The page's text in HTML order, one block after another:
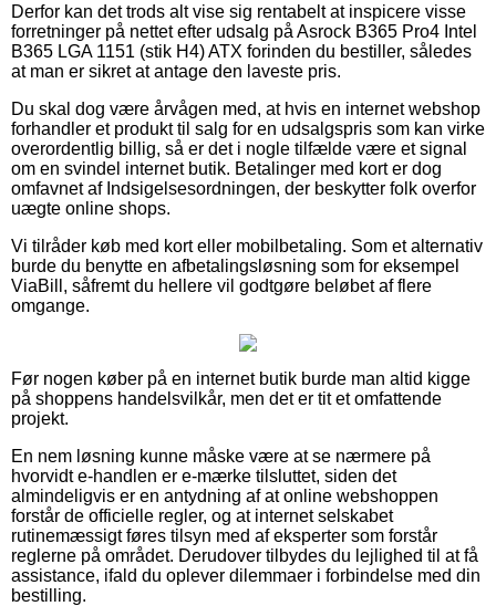
Derfor kan det trods alt vise sig rentabelt at inspicere visse
forretninger på nettet efter udsalg på Asrock B365 Pro4 Intel
B365 LGA 1151 (stik H4) ATX forinden du bestiller, således
at man er sikret at antage den laveste pris.
Du skal dog være årvågen med, at hvis en internet webshop
forhandler et produkt til salg for en udsalgspris som kan virke
overordentlig billig, så er det i nogle tilfælde være et signal
om en svindel internet butik. Betalinger med kort er dog
omfavnet af Indsigelsesordningen, der beskytter folk overfor
uægte online shops.
Vi tilråder køb med kort eller mobilbetaling. Som et alternativ
burde du benytte en afbetalingsløsning som for eksempel
ViaBill, såfremt du hellere vil godtgøre beløbet af flere
omgange.
Før nogen køber på en internet butik burde man altid kigge
på shoppens handelsvilkår, men det er tit et omfattende
projekt.
En nem løsning kunne måske være at se nærmere på
hvorvidt e-handlen er e-mærke tilsluttet, siden det
almindeligvis er en antydning af at online webshoppen
forstår de officielle regler, og at internet selskabet
rutinemæssigt føres tilsyn med af eksperter som forstår
reglerne på området. Derudover tilbydes du lejlighed til at få
assistance, ifald du oplever dilemmaer i forbindelse med din
bestilling.